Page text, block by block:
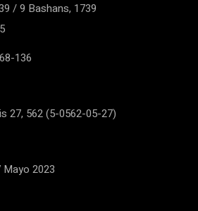
/ 9 Bashans, 1739
136
27, 562 (5-0562-05-27)
2023